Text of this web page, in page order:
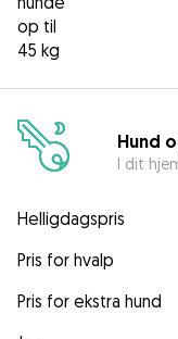
op til
45 kg
Hund
I dit
Helligdagspris
Pris for hvalp
Pris for ekstra hund